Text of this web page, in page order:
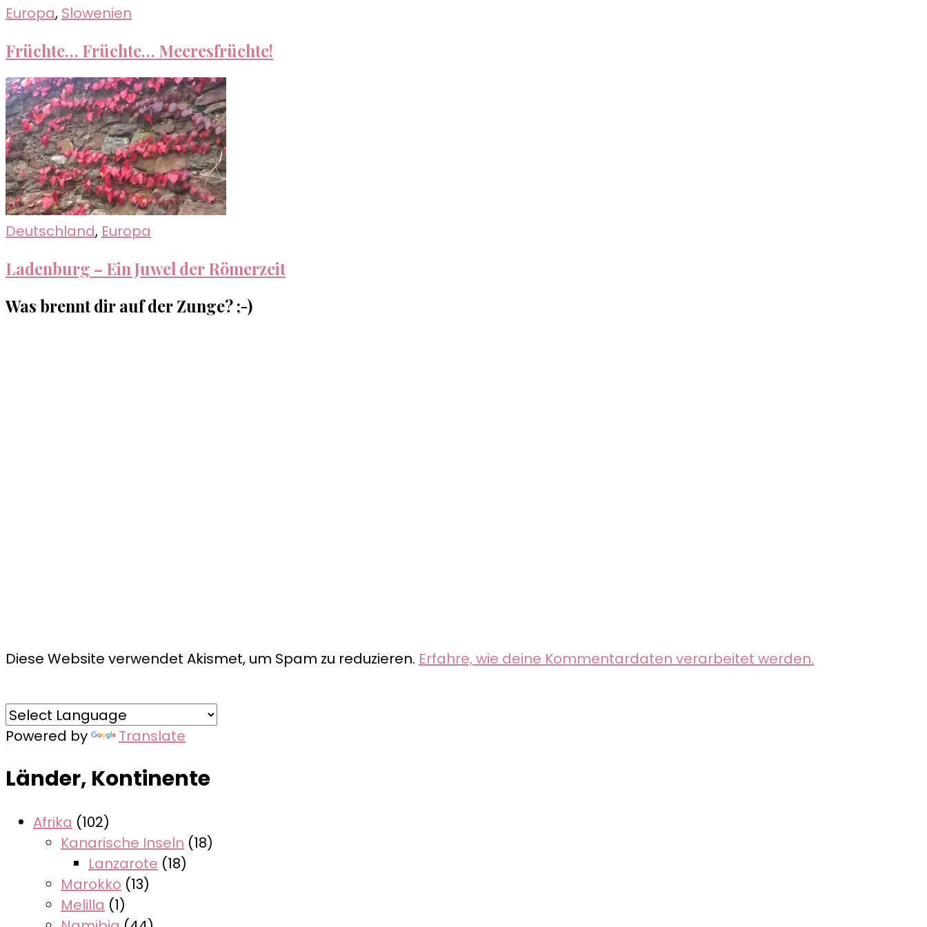
Europa, Slowenien
Früchte… Früchte… Meeresfrüchte!
Deutschland, Europa
Ladenburg – Ein Juwel der Römerzeit
Was brennt dir auf der Zunge? ;-)
Diese Website verwendet Akismet, um Spam zu reduzieren. Erfahre, wie deine Kommentardaten verarbeitet werden.
Powered by Translate
Länder, Kontinente
Afrika (102)
Kanarische Inseln (18)
Lanzarote (18)
Marokko (13)
Melilla (1)